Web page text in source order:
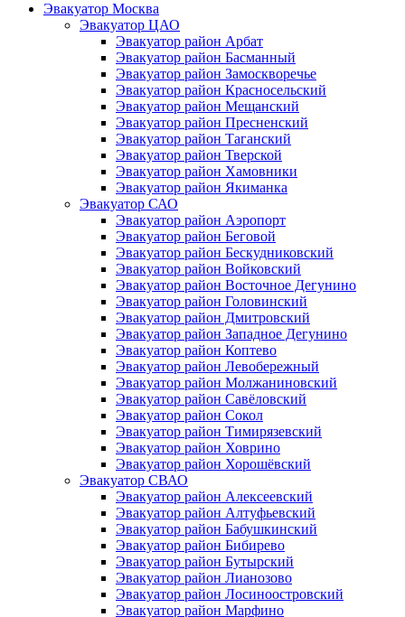
Эвакуатор Москва
Эвакуатор ЦАО
Эвакуатор район Арбат
Эвакуатор район Басманный
Эвакуатор район Замоскворечье
Эвакуатор район Красносельский
Эвакуатор район Мещанский
Эвакуатор район Пресненский
Эвакуатор район Таганский
Эвакуатор район Тверской
Эвакуатор район Хамовники
Эвакуатор район Якиманка
Эвакуатор САО
Эвакуатор район Аэропорт
Эвакуатор район Беговой
Эвакуатор район Бескудниковский
Эвакуатор район Войковский
Эвакуатор район Восточное Дегунино
Эвакуатор район Головинский
Эвакуатор район Дмитровский
Эвакуатор район Западное Дегунино
Эвакуатор район Коптево
Эвакуатор район Левобережный
Эвакуатор район Молжаниновский
Эвакуатор район Савёловский
Эвакуатор район Сокол
Эвакуатор район Тимирязевский
Эвакуатор район Ховрино
Эвакуатор район Хорошёвский
Эвакуатор СВАО
Эвакуатор район Алексеевский
Эвакуатор район Алтуфьевский
Эвакуатор район Бабушкинский
Эвакуатор район Бибирево
Эвакуатор район Бутырский
Эвакуатор район Лианозово
Эвакуатор район Лосиноостровский
Эвакуатор район Марфино